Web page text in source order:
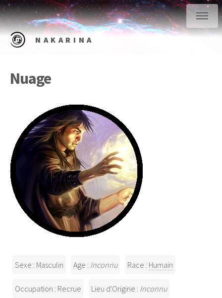
NAKARINA
Nuage
Sexe : Masculin Age : Inconnu Race : Humain
Occupation : Recrue Lieu d'Origine : Inconnu